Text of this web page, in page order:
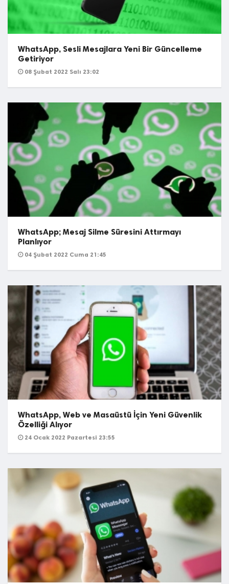
WhatsApp, Sesli Mesajlara Yeni Bir Güncelleme
Getiriyor
08 Şubat 2022 Salı 23:02
WhatsApp; Mesaj Silme Süresini Attırmayı
Planlıyor
04 Şubat 2022 Cuma 21:45
WhatsApp, Web ve Masaüstü İçin Yeni Güvenlik
Özelliği Alıyor
24 Ocak 2022 Pazartesi 23:55